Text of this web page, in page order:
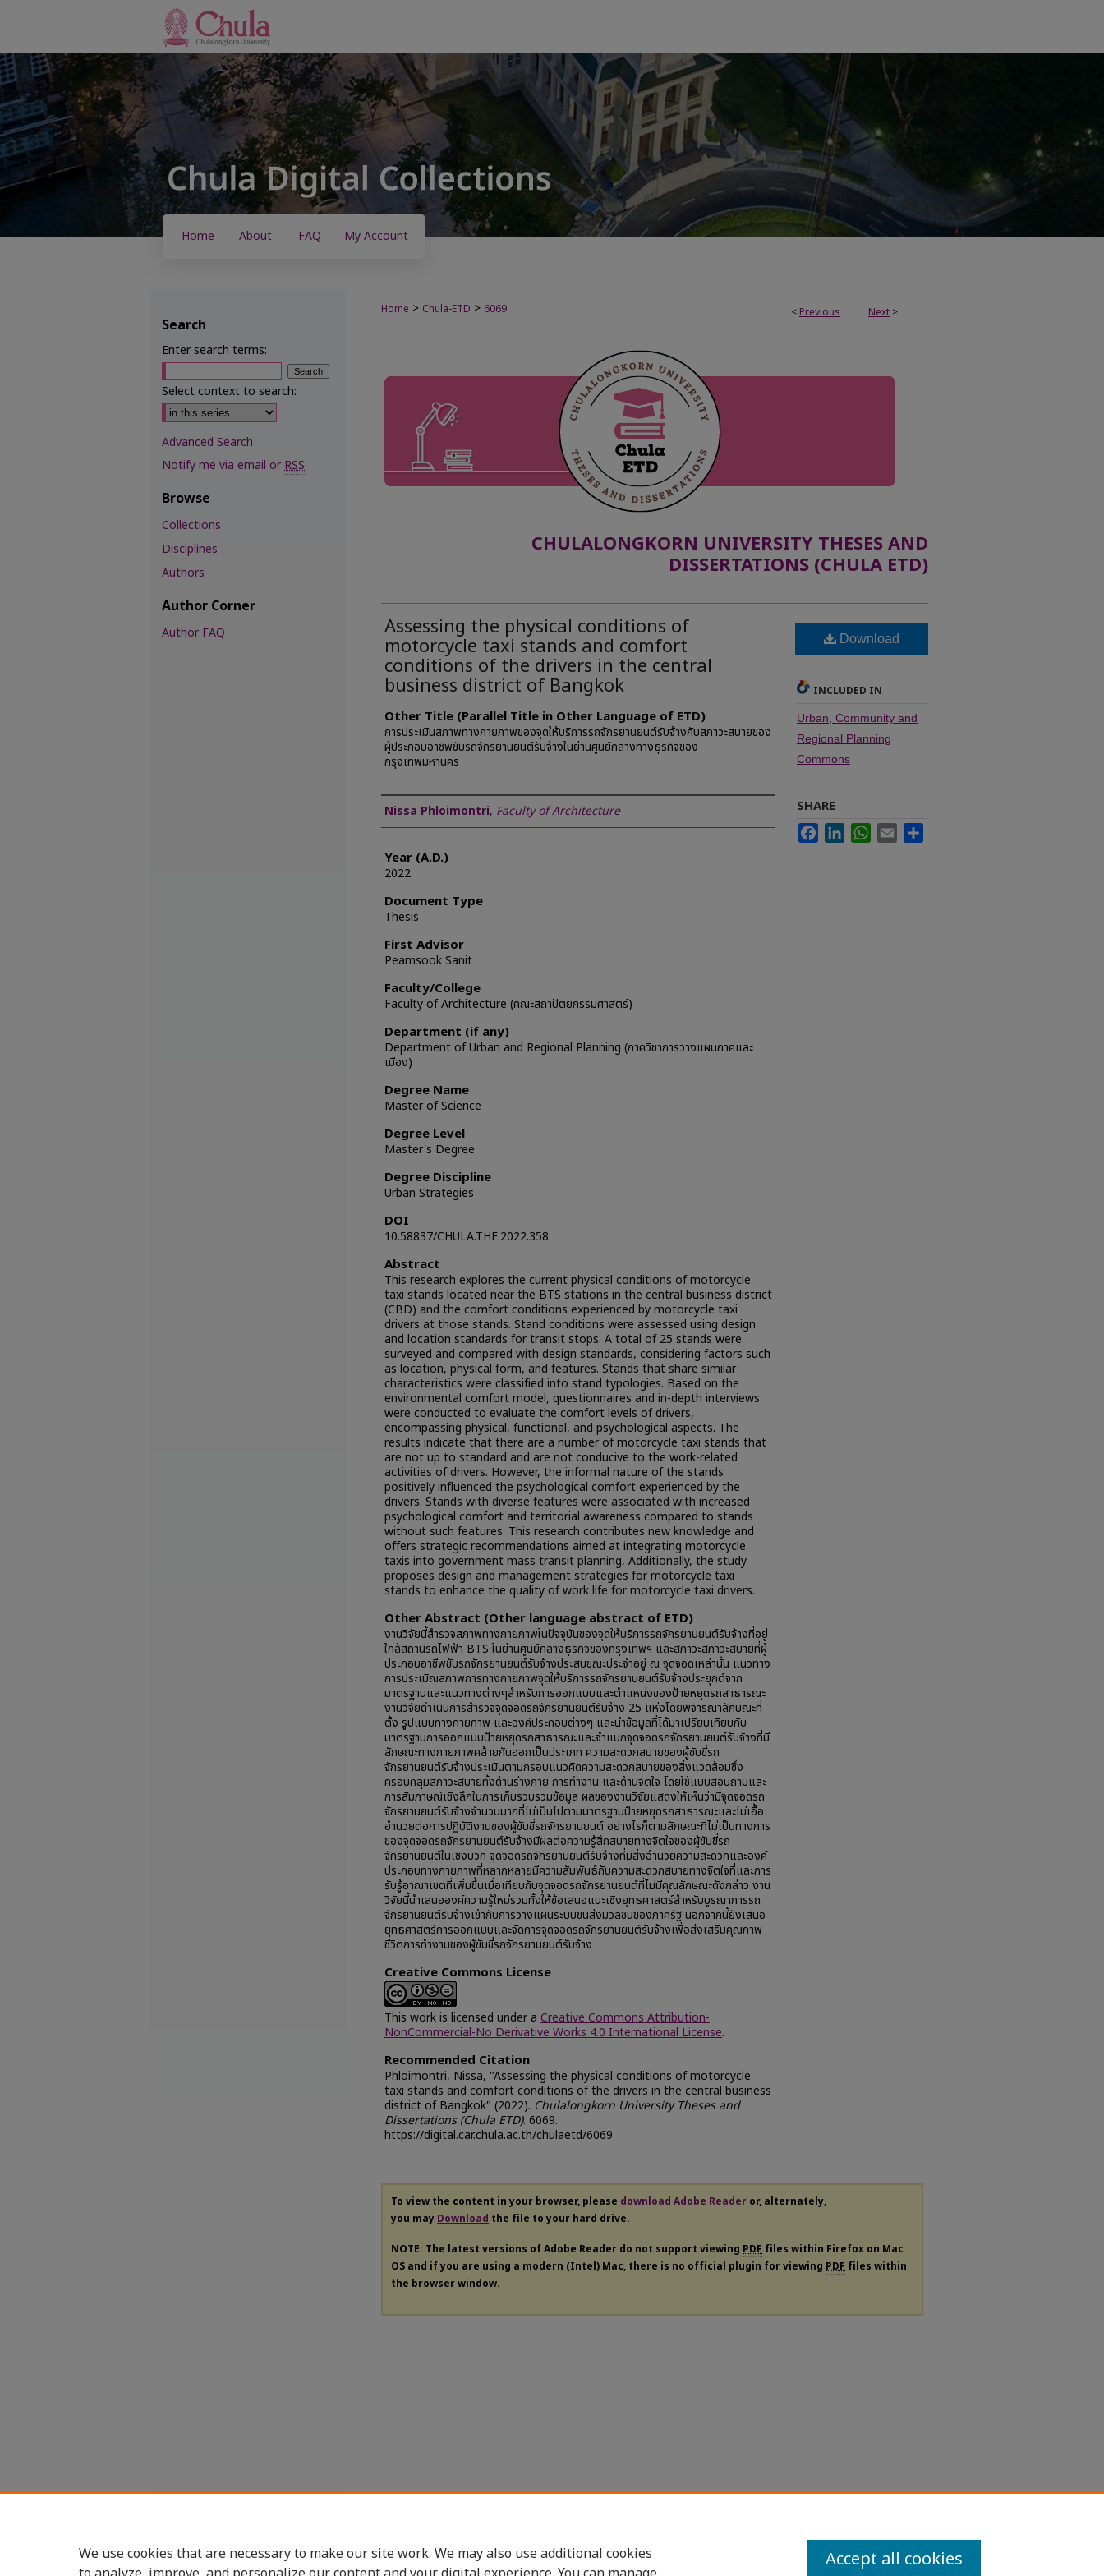
Home About FAQ My Account
< Previous Next >
Home > Chula-ETD > 6069
CHULALONGKORN UNIVERSITY THESES AND
DISSERTATIONS (CHULA ETD)
Assessing the physical conditions of
motorcycle taxi stands and comfort
conditions of the drivers in the central
business district of Bangkok
Other Title (Parallel Title in Other Language of ETD)
การประเมินสภาพทางกายภาพของจุดให้บริการรถจักรยานยนต์รับจ้างกับสภาวะสบายของ
ผู้ประกอบอาชีพขับรถจักรยานยนต์รับจ้างในย่านศูนย์กลางทางธุรกิจของ
กรุงเทพมหานคร
Author
Nissa Phloimontri, Faculty of Architecture
Year (A.D.)
2022
Document Type
Thesis
First Advisor
Peamsook Sanit
Faculty/College
Faculty of Architecture (คณะสถาปัตยกรรมศาสตร์)
Department (if any)
Department of Urban and Regional Planning (ภาควิชาการวางแผนภาคและ
เมือง)
Degree Name
Master of Science
Degree Level
Master's Degree
Degree Discipline
Urban Strategies
DOI
10.58837/CHULA.THE.2022.358
Abstract
This research explores the current physical conditions of motorcycle
taxi stands located near the BTS stations in the central business district
(CBD) and the comfort conditions experienced by motorcycle taxi
drivers at those stands. Stand conditions were assessed using design
and location standards for transit stops. A total of 25 stands were
surveyed and compared with design standards, considering factors such
as location, physical form, and features. Stands that share similar
characteristics were classified into stand typologies. Based on the
environmental comfort model, questionnaires and in-depth interviews
were conducted to evaluate the comfort levels of drivers,
encompassing physical, functional, and psychological aspects. The
results indicate that there are a number of motorcycle taxi stands that
are not up to standard and are not conducive to the work-related
activities of drivers. However, the informal nature of the stands
positively influenced the psychological comfort experienced by the
drivers. Stands with diverse features were associated with increased
psychological comfort and territorial awareness compared to stands
without such features. This research contributes new knowledge and
offers strategic recommendations aimed at integrating motorcycle
taxis into government mass transit planning, Additionally, the study
proposes design and management strategies for motorcycle taxi
stands to enhance the quality of work life for motorcycle taxi drivers.
Other Abstract (Other language abstract of ETD)
งานวิจัยนี้สำรวจสภาพทางกายภาพในปัจจุบันของจุดให้บริการรถจักรยานยนต์รับจ้างที่อยู่
ใกล้สถานีรถไฟฟ้า BTS ในย่านศูนย์กลางธุรกิจของกรุงเทพฯ และสภาวะสภาวะสบายที่ผู้
ประกอบอาชีพขับรถจักรยานยนต์รับจ้างประสบขณะประจำอยู่ ณ จุดจอดเหล่านั้น แนวทาง
การประเมิณสภาพการทางกายภาพจุดให้บริการรถจักรยานยนต์รับจ้างประยุกต์จาก
มาตรฐานและแนวทางต่างๆสำหรับการออกแบบและตำแหน่งของป้ายหยุดรถสาธารณะ
งานวิจัยดำเนินการสำรวจจุดจอดรถจักรยานยนต์รับจ้าง 25 แห่งโดยพิจารณาลักษณะที่
ตั้ง รูปแบบทางกายภาพ และองค์ประกอบต่างๆ และนำข้อมูลที่ได้มาเปรียบเทียบกับ
มาตรฐานการออกแบบป้ายหยุดรถสาธารณะและจำแนกจุดจอดรถจักรยานยนต์รับจ้างที่มี
ลักษณะทางกายภาพคล้ายกันออกเป็นประเภท ความสะดวกสบายของผู้ขับขี่รถ
จักรยานยนต์รับจ้างประเมินตามกรอบแนวคิดความสะดวกสบายของสิ่งแวดล้อมซึ่ง
ครอบคลุมสภาวะสบายทั้งด้านร่างกาย การทำงาน และด้านจิตใจ โดยใช้แบบสอบถามและ
การสัมภาษณ์เชิงลึกในการเก็บรวบรวมข้อมูล ผลของงานวิจัยแสดงให้เห็นว่ามีจุดจอดรถ
จักรยานยนต์รับจ้างจำนวนมากที่ไม่เป็นไปตามมาตรฐานป้ายหยุดรถสาธารณะและไม่เอื้อ
อำนวยต่อการปฏิบัติงานของผู้ขับขี่รถจักรยานยนต์ อย่างไรก็ตามลักษณะที่ไม่เป็นทางการ
ของจุดจอดรถจักรยานยนต์รับจ้างมีผลต่อความรู้สึกสบายทางจิตใจของผู้ขับขี่รถ
จักรยานยนต์ในเชิงบวก จุดจอดรถจักรยานยนต์รับจ้างที่มีสิ่งอำนวยความสะดวกและองค์
ประกอบทางกายภาพที่หลากหลายมีความสัมพันธ์กับความสะดวกสบายทางจิตใจที่และการ
รับรู้อาณาเขตที่เพิ่มขึ้นเมื่อเทียบกับจุดจอดรถจักรยานยนต์ที่ไม่มีคุณลักษณะดังกล่าว งาน
วิจัยนี้นำเสนอองค์ความรู้ใหม่รวมทั้งให้ข้อเสนอแนะเชิงยุทธศาสตร์สำหรับบูรณาการรถ
จักรยานยนต์รับจ้างเข้ากับการวางแผนระบบขนส่งมวลชนของภาครัฐ นอกจากนี้ยังเสนอ
ยุทธศาสตร์การออกแบบและจัดการจุดจอดรถจักรยานยนต์รับจ้างเพื่อส่งเสริมคุณภาพ
ชีวิตการทำงานของผู้ขับขี่รถจักรยานยนต์รับจ้าง
Creative Commons License
This work is licensed under a Creative Commons Attribution-
NonCommercial-No Derivative Works 4.0 International License.
Recommended Citation
Phloimontri, Nissa, "Assessing the physical conditions of motorcycle
taxi stands and comfort conditions of the drivers in the central business
district of Bangkok" (2022). Chulalongkorn University Theses and
Dissertations (Chula ETD). 6069.
https://digital.car.chula.ac.th/chulaetd/6069
Download
INCLUDED IN
Urban, Community and
Regional Planning
Commons
SHARE
FacebookLinkedInWhatsApp
Email
To view the content in your browser, please download Adobe Reader or, alternately,
you may Download the file to your hard drive.
NOTE: The latest versions of Adobe Reader do not support viewing PDF files within Firefox on Mac
OS and if you are using a modern (Intel) Mac, there is no official plugin for viewing PDF files within
the browser window.
Search
Enter search terms:
Select context to search:
Advanced Search
Notify me via email orRSS
Browse
Collections
Disciplines
Authors
Author Corner
Author FAQ
We use cookies that are necessary to make our site work. We may also use additional cookies
Accept all cookies